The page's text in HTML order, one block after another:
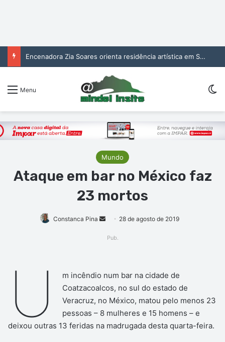
Encenadora Zia Soares orienta residência artística em São Vicente
Menu
Mundo
Ataque em bar no México faz
23 mortos
Constanca Pina
Mande28 de agosto de 2019
Pub.
U
m incêndio num bar na cidade de
Coatzacoalcos, no sul do estado de
Veracruz, no México, matou pelo menos 23
pessoas – 8 mulheres e 15 homens – e
deixou outras 13 feridas na madrugada desta quarta-feira.